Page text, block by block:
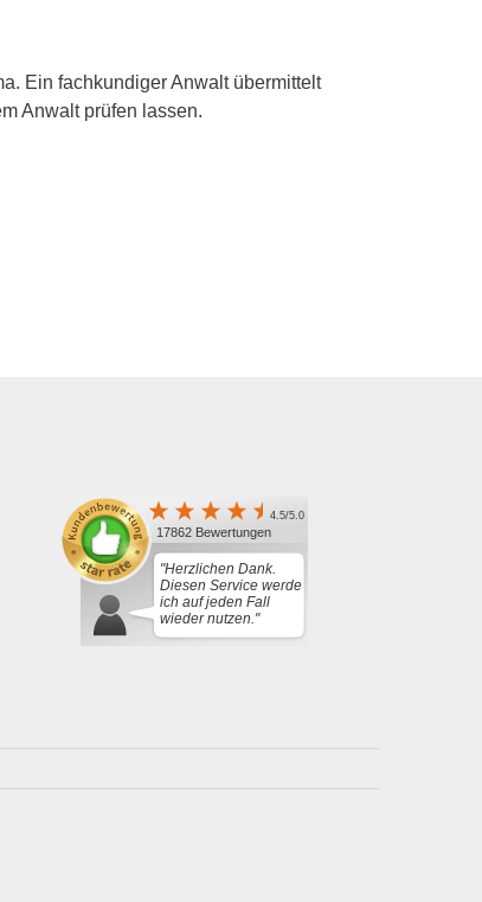
Ein fachkundiger Anwalt übermittelt
Anwalt prüfen lassen.
4.5/5.0
17862 Bewertungen
"Herzlichen Dank.
Diesen Service werde
ich auf jeden Fall
wieder nutzen."